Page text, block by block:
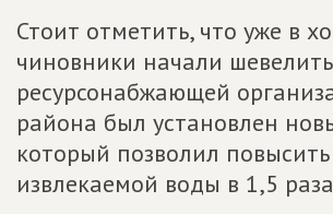
Стоит отметить, что уже в
чиновники начали
ресурсонабжающей
района был установлен
который позволил
извлекаемой воды в 1,5